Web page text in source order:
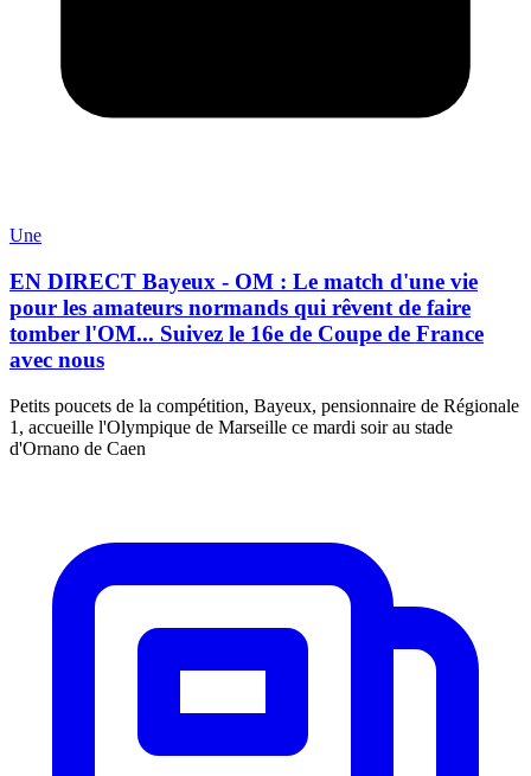
Une
EN DIRECT Bayeux - OM : Le match d'une vie
pour les amateurs normands qui rêvent de faire
tomber l'OM... Suivez le 16e de Coupe de France
avec nous
Petits poucets de la compétition, Bayeux, pensionnaire de Régionale
1, accueille l'Olympique de Marseille ce mardi soir au stade
d'Ornano de Caen